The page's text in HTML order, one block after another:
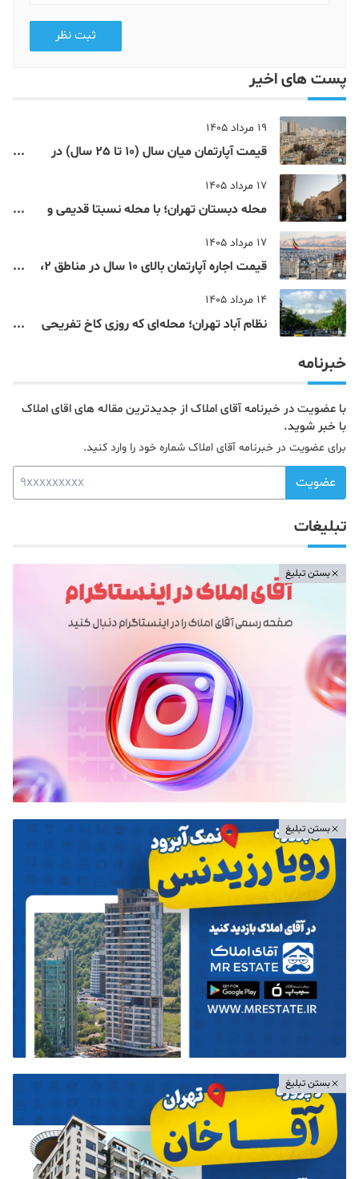
ثبت نظر
پست های اخیر
19 مرداد 1405
قیمت آپارتمان میان سال (10 تا 25 سال) در
17 مرداد 1405
محله دبستان تهران؛ با محله نسبتا قدیمی و
17 مرداد 1405
قیمت اجاره آپارتمان بالای 10 سال در مناطق 2،
14 مرداد 1405
نظام‌ آباد تهران؛ محله‌ای که روزی کاخ تفریحی
خبرنامه
با عضویت در خبرنامه آقای املاک از جدیدترین مقاله های اقای املاک
با خبر شوید.
برای عضویت در خبرنامه آقای املاک شماره خود را وارد کنید.
عضویت
تبلیغات
بستن تبلیغ
بستن تبلیغ
بستن تبلیغ